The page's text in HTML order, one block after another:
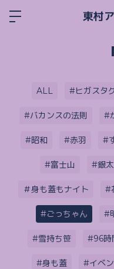
東村
ALL #ヒガスタ
#バカンスの法則 #
#昭和 #赤羽 #
#富士山 #銀
＃身も蓋もナイト #
#ごっちゃん #
#雪持ち笹 #96時
#身も蓋 #イベ